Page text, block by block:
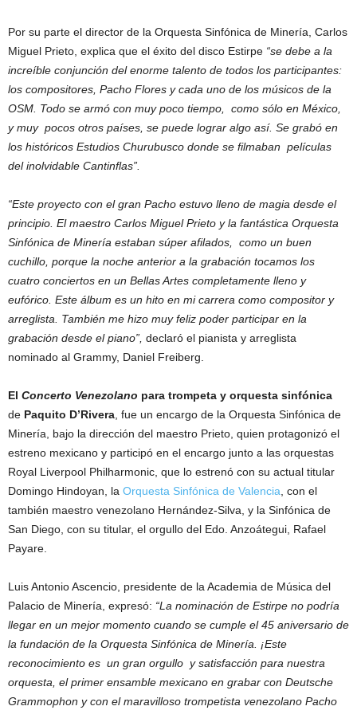
Por su parte el director de la Orquesta Sinfónica de Minería, Carlos
Miguel Prieto, explica que el éxito del disco Estirpe “se debe a la
increíble conjunción del enorme talento de todos los participantes:
los compositores, Pacho Flores y cada uno de los músicos de la
OSM. Todo se armó con muy poco tiempo, como sólo en México,
y muy pocos otros países, se puede lograr algo así. Se grabó en
los históricos Estudios Churubusco donde se filmaban películas
del inolvidable Cantinflas”.
“Este proyecto con el gran Pacho estuvo lleno de magia desde el
principio. El maestro Carlos Miguel Prieto y la fantástica Orquesta
Sinfónica de Minería estaban súper afilados, como un buen
cuchillo, porque la noche anterior a la grabación tocamos los
cuatro conciertos en un Bellas Artes completamente lleno y
eufórico. Este álbum es un hito en mi carrera como compositor y
arreglista. También me hizo muy feliz poder participar en la
grabación desde el piano”, declaró el pianista y arreglista
nominado al Grammy, Daniel Freiberg.
El Concerto Venezolano para trompeta y orquesta sinfónica
de Paquito D’Rivera , fue un encargo de la Orquesta Sinfónica de
Minería, bajo la dirección del maestro Prieto, quien protagonizó el
estreno mexicano y participó en el encargo junto a las orquestas
Royal Liverpool Philharmonic, que lo estrenó con su actual titular
Domingo Hindoyan, la Orquesta Sinfónica de Valencia , con el
también maestro venezolano Hernández-Silva, y la Sinfónica de
San Diego, con su titular, el orgullo del Edo. Anzoátegui, Rafael
Payare.
Luis Antonio Ascencio, presidente de la Academia de Música del
Palacio de Minería, expresó: “La nominación de Estirpe no podría
llegar en un mejor momento cuando se cumple el 45 aniversario de
la fundación de la Orquesta Sinfónica de Minería. ¡Este
reconocimiento es un gran orgullo y satisfacción para nuestra
orquesta, el primer ensamble mexicano en grabar con Deutsche
Grammophon y con el maravilloso trompetista venezolano Pacho